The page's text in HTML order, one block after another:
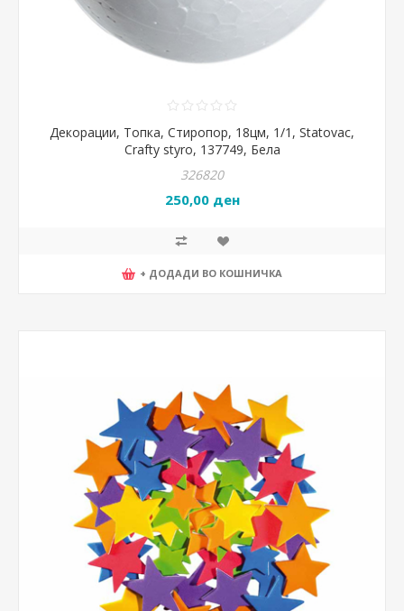
Декорации, Топка, Стиропор, 18цм, 1/1, Statovac,
Crafty styro, 137749, Бела
326820
250,00 ден
+ ДОДАДИ ВО КОШНИЧКА